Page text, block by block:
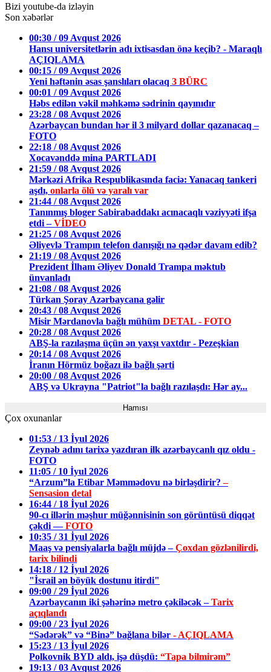
Bizi youtube-da izləyin
Son xəbərlər
00:30 / 09 Avqust 2026
Hansı universitetlərin adı ixtisasdan önə keçib? - Maraqlı
AÇIQLAMA
00:15 / 09 Avqust 2026
Yeni həftənin əsas şanslıları olacaq 3 BÜRC
00:01 / 09 Avqust 2026
Həbs edilən vəkil məhkəmə sədrinin qayınıdır
23:28 / 08 Avqust 2026
Azərbaycan bundan hər il 3 milyard dollar qazanacaq –
FOTO
22:18 / 08 Avqust 2026
Xocavənddə mina PARTLADI
21:59 / 08 Avqust 2026
Mərkəzi Afrika Respublikasında faciə: Yanacaq tankeri
aşdı, onlarla ölü və yaralı var
21:44 / 08 Avqust 2026
Tanınmış bloger Sabirabaddakı acınacaqlı vəziyyəti ifşa
etdi –VİDEO
21:25 / 08 Avqust 2026
Əliyevlə Trampın telefon danışığı nə qədər davam edib?
21:19 / 08 Avqust 2026
Prezident İlham Əliyev Donald Trampa məktub
ünvanladı
21:08 / 08 Avqust 2026
Türkan Şoray Azərbaycana gəlir
20:43 / 08 Avqust 2026
Misir Mərdanovla bağlı mühüm DETAL - FOTO
20:28 / 08 Avqust 2026
ABŞ-la razılaşma üçün ən yaxşı vaxtdır - Pezeşkian
20:14 / 08 Avqust 2026
İranın Hörmüz boğazı ilə bağlı şərti
20:00 / 08 Avqust 2026
ABŞ və Ukrayna "Patriot"la bağlı razılaşdı: Hər ay...
Hamısı
Çox oxunanlar
01:53 / 13 İyul 2026
Zeynəb adını tarixə yazdıran ilk azərbaycanlı qız oldu -
FOTO
11:05 / 10 İyul 2026
“Arzum”la Etibar Məmmədovu nə birləşdirir?–
Sensasion detal
16:44 / 18 İyul 2026
90-cı illərin məşhur müğənnisinin son görüntüsü diqqət
çəkdi —FOTO
10:35 / 31 İyul 2026
Maaş və pensiyalarla bağlı müjdə –Çoxdan gözlənilirdi,
tarix bilindi
14:18 / 12 İyul 2026
"İsrail ən böyük dostunu itirdi"
09:00 / 29 İyul 2026
Azərbaycanın iki şəhərinə metro çəkiləcək –Tarix
açıqlandı
09:00 / 23 İyul 2026
“Sədərək” və “Binə” bağlana bilər - AÇIQLAMA
15:23 / 13 İyul 2026
Polkovnik BYD aldı, işə düşdü: “Tapa bilmirəm”
19:13 / 03 Avqust 2026